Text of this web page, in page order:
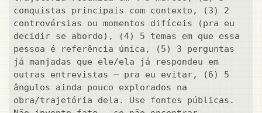
conquistas principais com contexto, (3) 2
controvérsias ou momentos difíceis (pra eu
decidir se abordo), (4) 5 temas em que essa
pessoa é referência única, (5) 3 perguntas
já manjadas que ele/ela já respondeu em
outras entrevistas — pra eu evitar, (6) 5
ângulos ainda pouco explorados na
obra/trajetória dela. Use fontes públicas.